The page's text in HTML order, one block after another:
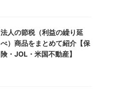
法人の節税（利益の繰り延
べ）商品をまとめて紹介【保
険・JOL・米国不動産】